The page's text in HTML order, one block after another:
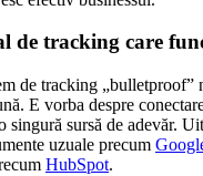
de tracking care
de tracking „bulletproof”
E vorba despre
singură sursă de adevăr.
uzuale precum
HubSpot.